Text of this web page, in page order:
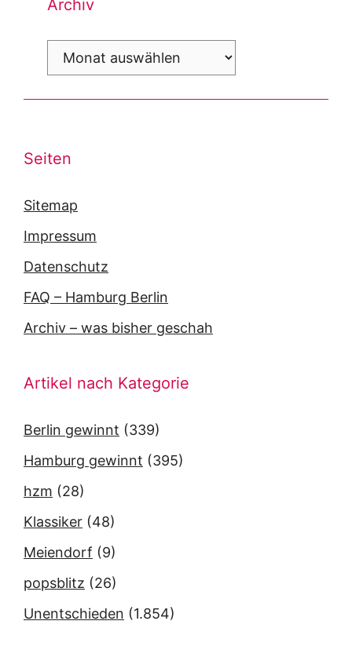
Archiv
Archiv
Seiten
Sitemap
Impressum
Datenschutz
FAQ – Hamburg Berlin
Archiv – was bisher geschah
Artikel nach Kategorie
Berlin gewinnt (339)
Hamburg gewinnt (395)
hzm (28)
Klassiker (48)
Meiendorf (9)
popsblitz (26)
Unentschieden (1.854)